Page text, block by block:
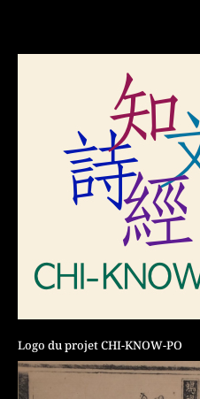
Logo du projet CHI-KNOW-PO